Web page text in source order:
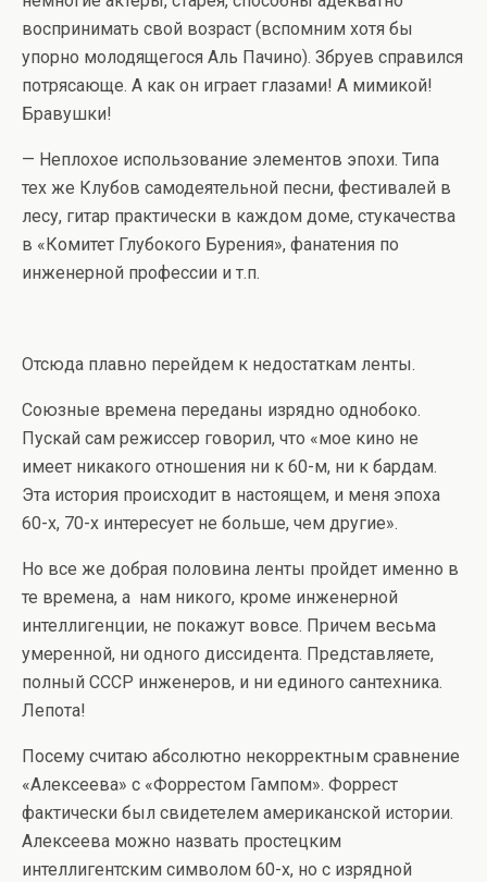
воспринимать свой возраст (вспомним хотя бы
упорно молодящегося Аль Пачино). Збруев справился
потрясающе. А как он играет глазами! А мимикой!
Бравушки!
— Неплохое использование элементов эпохи. Типа
тех же Клубов самодеятельной песни, фестивалей в
лесу, гитар практически в каждом доме, стукачества
в «Комитет Глубокого Бурения», фанатения по
инженерной профессии и т.п.
Отсюда плавно перейдем к недостаткам ленты.
Союзные времена переданы изрядно однобоко.
Пускай сам режиссер говорил, что «мое кино не
имеет никакого отношения ни к 60-м, ни к бардам.
Эта история происходит в настоящем, и меня эпоха
60-х, 70-х интересует не больше, чем другие».
Но все же добрая половина ленты пройдет именно в
те времена, а нам никого, кроме инженерной
интеллигенции, не покажут вовсе. Причем весьма
умеренной, ни одного диссидента. Представляете,
полный СССР инженеров, и ни единого сантехника.
Лепота!
Посему считаю абсолютно некорректным сравнение
«Алексеева» с «Форрестом Гампом». Форрест
фактически был свидетелем американской истории.
Алексеева можно назвать простецким
интеллигентским символом 60-х, но с изрядной